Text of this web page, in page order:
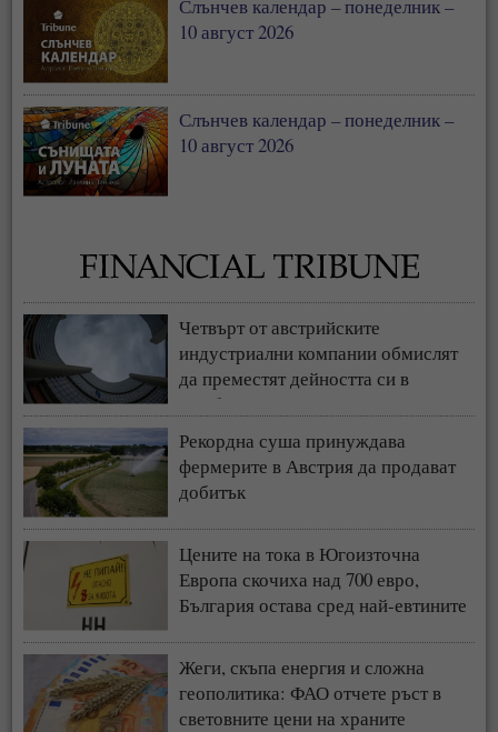
Слънчев календар – понеделник –
10 август 2026
Слънчев календар – понеделник –
10 август 2026
Четвърт от австрийските
индустриални компании обмислят
да преместят дейността си в
чужбина
Рекордна суша принуждава
фермерите в Австрия да продават
добитък
Цените на тока в Югоизточна
Европа скочиха над 700 евро,
България остава сред най-евтините
Жеги, скъпа енергия и сложна
геополитика: ФАО отчете ръст в
световните цени на храните